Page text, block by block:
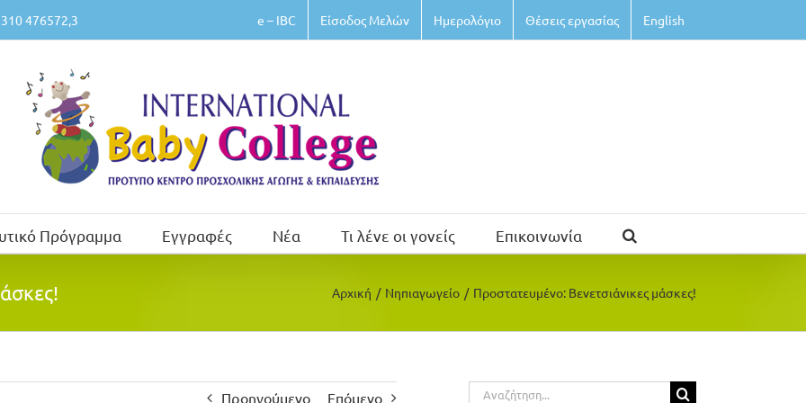
476572,3 e – IBC Είσοδος Μελών Ημερολόγιο Θέσεις εργασίας English
Πρόγραμμα Εγγραφές Νέα Τι λένε οι γονείς Επικοινωνία
Αρχική / Νηπιαγωγείο / Πρoστατευμένο: Βενετσιάνικες μάσκες!
Προηγούμενο Επόμενο
Αναζήτηση